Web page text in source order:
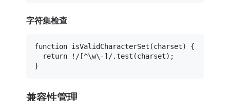
字符集检查
function isValidCharacterSet (charset) {
return ! /[^\w\-]/.test (charset);
兼容性管理